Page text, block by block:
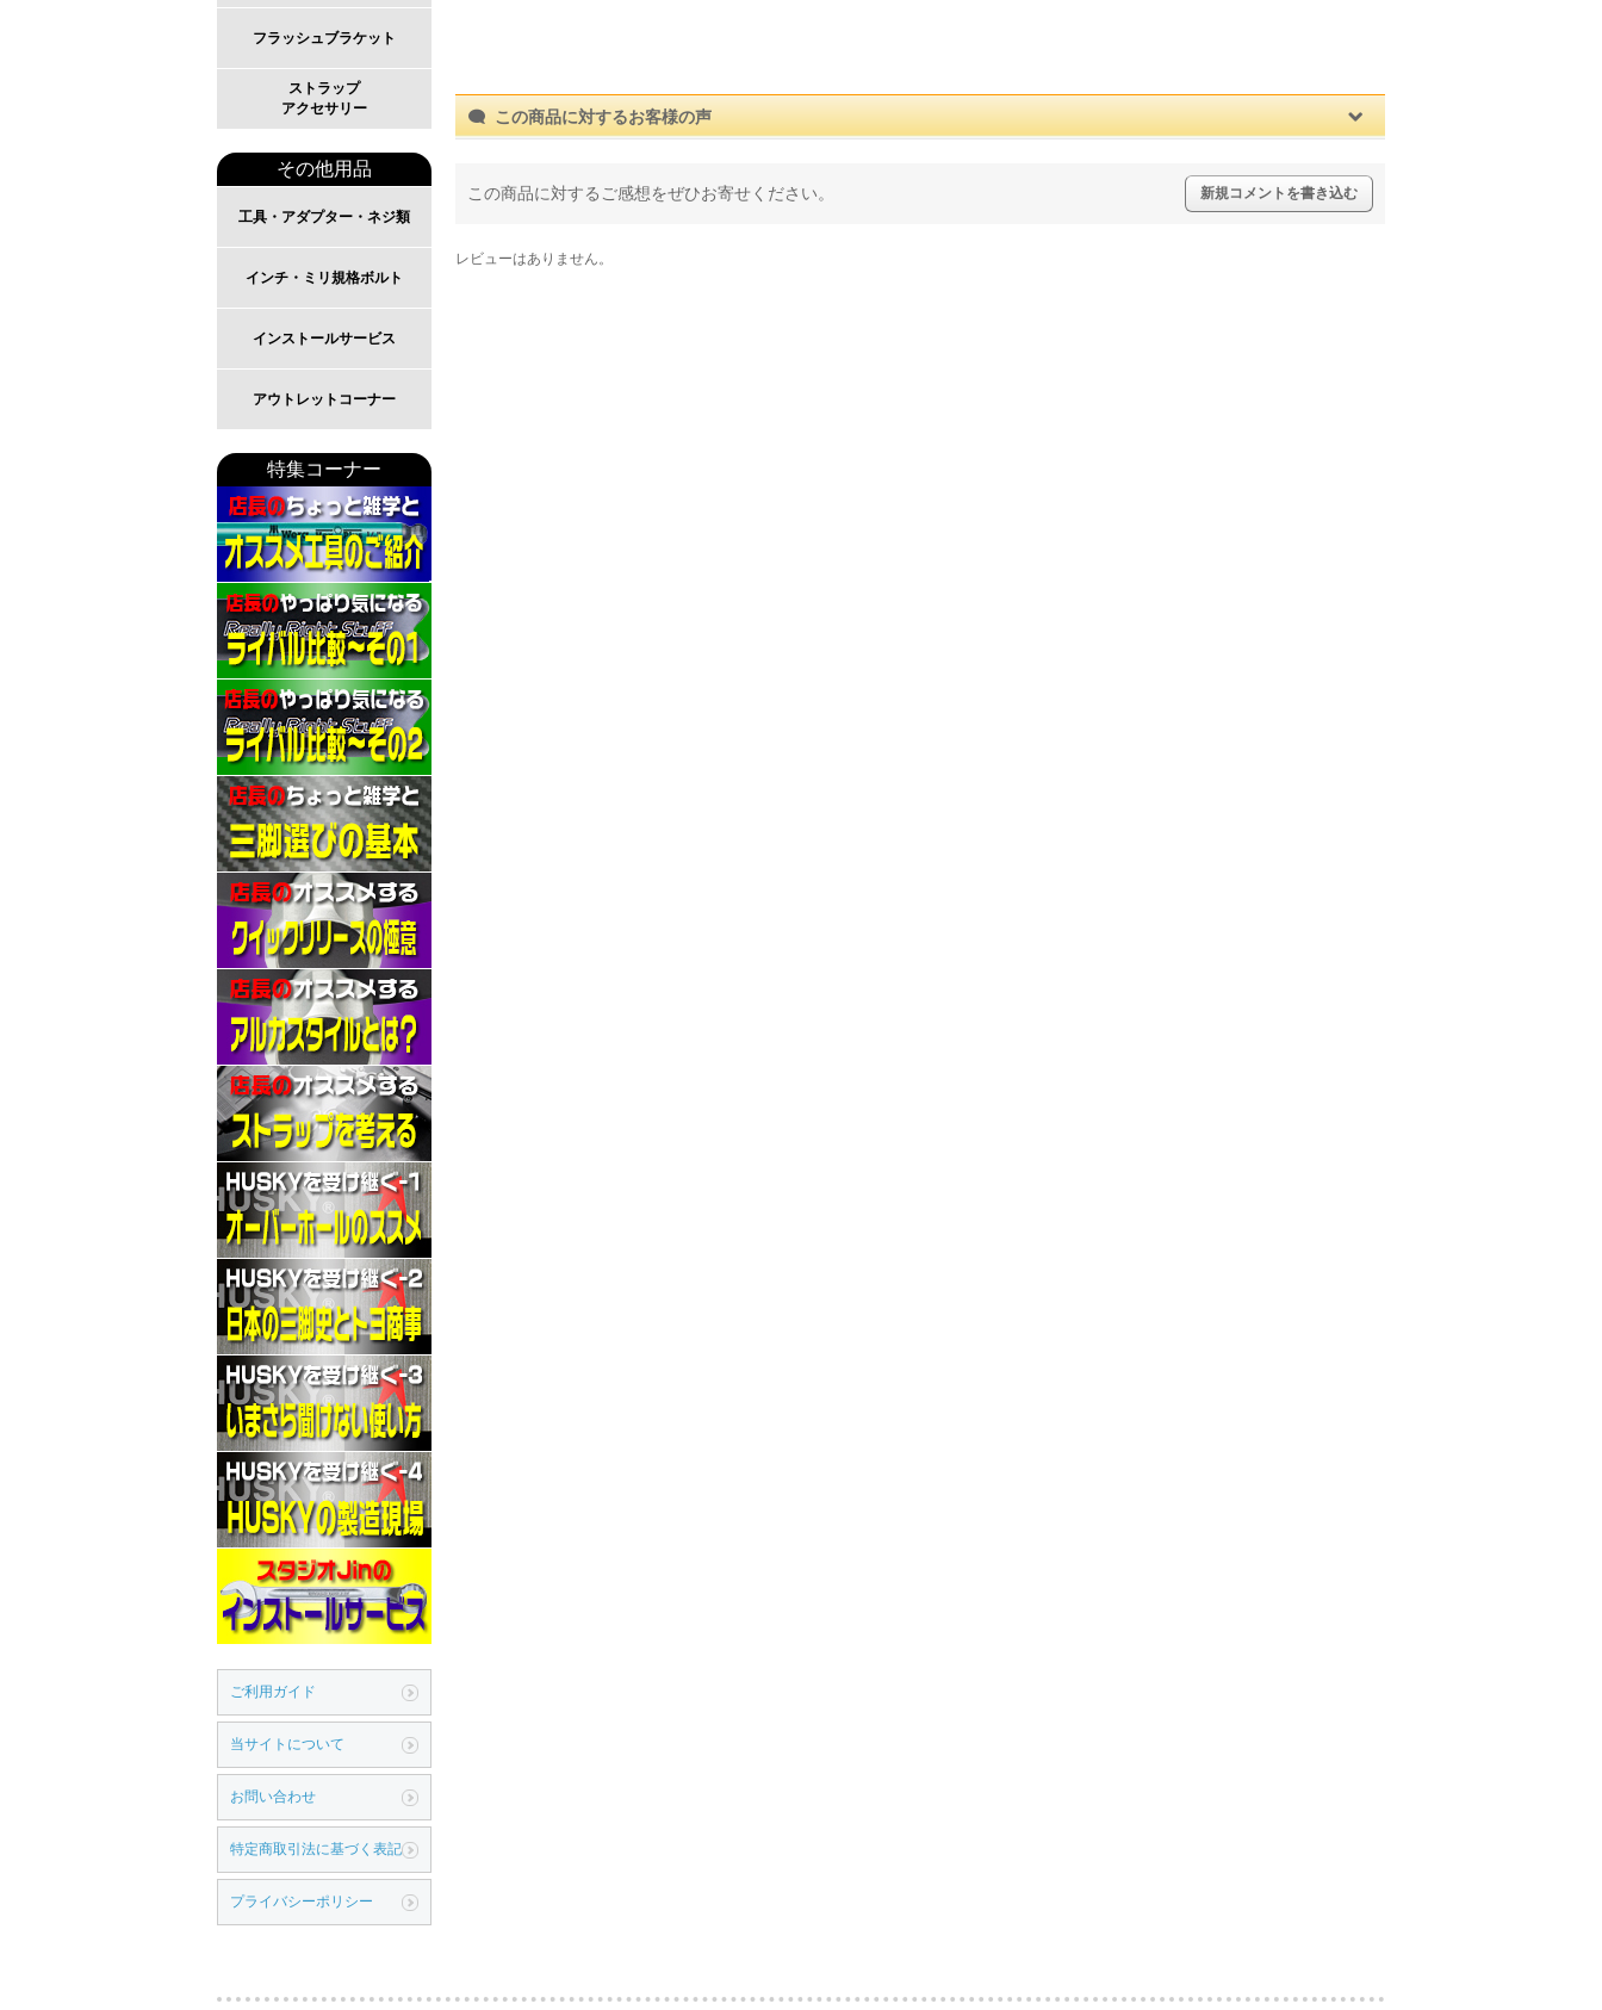
フラッシュブラケット
ストラップ
アクセサリー
その他用品
工具・アダプター・ネジ類
インチ・ミリ規格ボルト
インストールサービス
アウトレットコーナー
特集コーナー
ご利用ガイド
当サイトについて
お問い合わせ
特定商取引法に基づく表記
プライバシーポリシー
この商品に対するお客様の声
この商品に対するご感想をぜひお寄せください。 新規コメントを書き込む
レビューはありません。